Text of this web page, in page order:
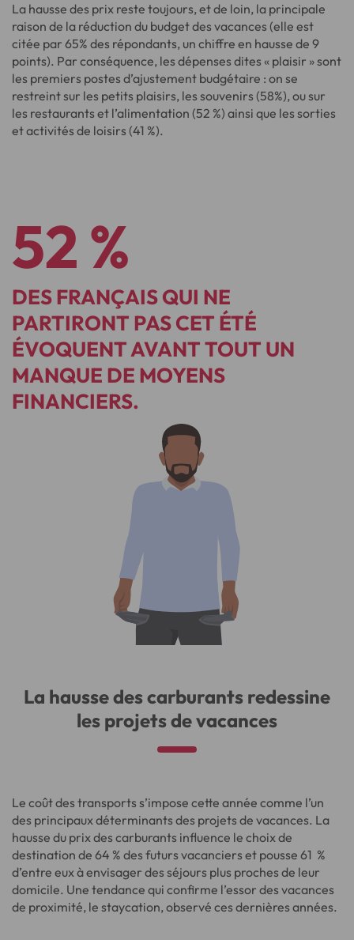
La hausse des prix reste toujours, et de loin, la principale
raison de la réduction du budget des vacances (elle est
citée par 65% des répondants, un chiffre en hausse de 9
points). Par conséquence, les dépenses dites « plaisir » sont
les premiers postes d’ajustement budgétaire : on se
restreint sur les petits plaisirs, les souvenirs (58%), ou sur
les restaurants et l’alimentation (52 %) ainsi que les sorties
et activités de loisirs (41 %).
52 %
DES FRANÇAIS QUI NE
PARTIRONT PAS CET ÉTÉ
ÉVOQUENT AVANT TOUT UN
MANQUE DE MOYENS
FINANCIERS.
La hausse des carburants redessine
les projets de vacances
Le coût des transports s’impose cette année comme l’un
des principaux déterminants des projets de vacances. La
hausse du prix des carburants influence le choix de
destination de 64 % des futurs vacanciers et pousse 61 %
d’entre eux à envisager des séjours plus proches de leur
domicile. Une tendance qui confirme l’essor des vacances
de proximité, le staycation, observé ces dernières années.